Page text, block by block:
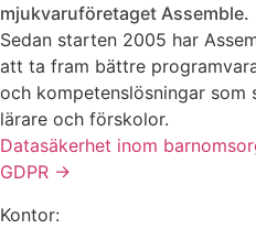
mjukvaruföretaget Assemble.
Sedan starten 2005 har
att ta fram bättre
och kompetenslösningar
lärare och förskolor.
Datasäkerhet inom
GDPR →
Kontor: